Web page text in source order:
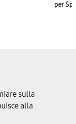
per
sulla
alla